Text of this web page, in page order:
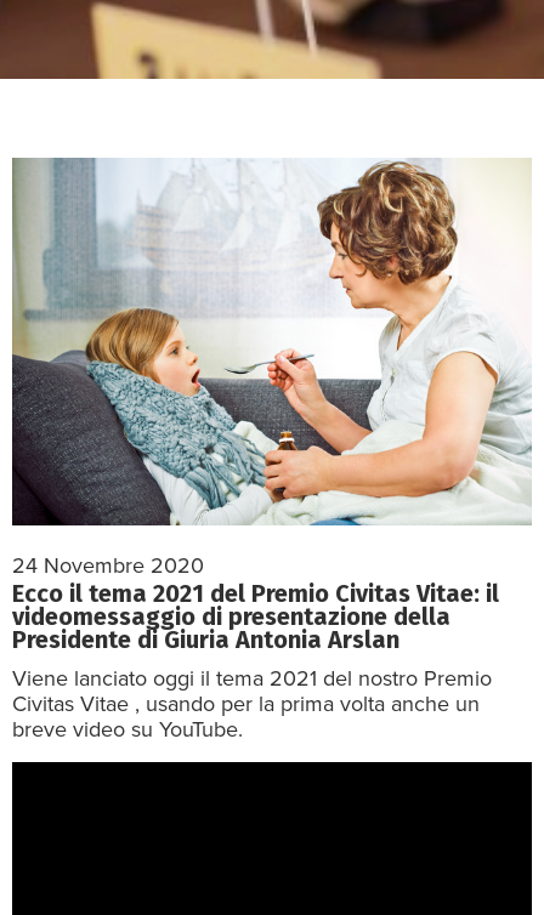
24 Novembre 2020
Ecco il tema 2021 del Premio Civitas Vitae: il
videomessaggio di presentazione della
Presidente di Giuria Antonia Arslan
Viene lanciato oggi il tema 2021 del nostro Premio
Civitas Vitae , usando per la prima volta anche un
breve video su YouTube.